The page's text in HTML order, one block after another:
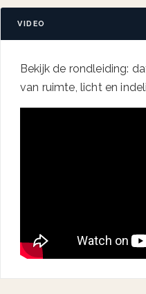
VIDEO
Bekijk de rondleiding:
van ruimte, licht en